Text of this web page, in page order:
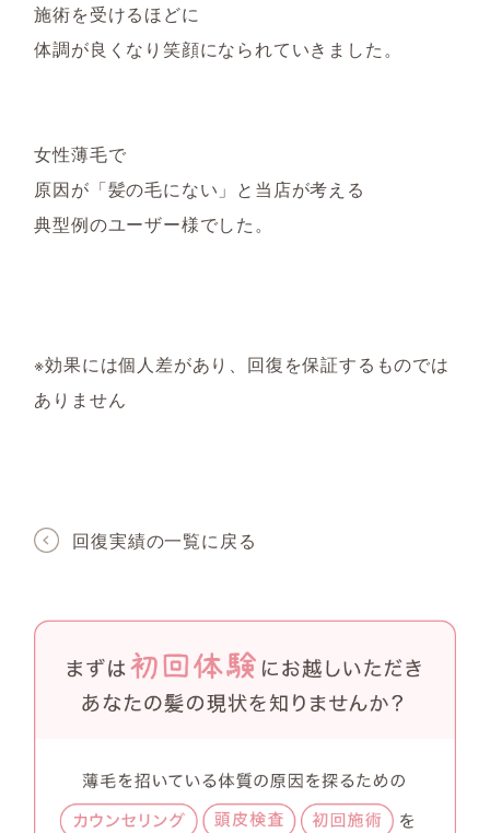
施術を受けるほどに
体調が良くなり笑顔になられていきました。
女性薄毛で
原因が「髪の毛にない」と当店が考える
典型例のユーザー様でした。
※効果には個人差があり、回復を保証するものでは
ありません
回復実績の一覧に戻る